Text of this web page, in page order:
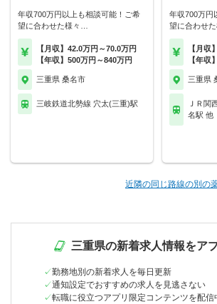
年収700万円以上も相談可能！ご希
望に合わせた様々…
【月収】42.0万円～70.0万円
【年収】500万円～840万円
三重県 桑名市
三岐鉄道北勢線 穴太(三重)駅
年収700万円
望に合わせ
【月収
【年収
三重県
ＪＲ関
名駅 他
近隣の同じ路線の別の
三重県の新着求人情報をア
勤務地別の新着求人を毎日更新
通知設定でおすすめの求人を見逃さない
転職に役立つアプリ限定コンテンツを配信